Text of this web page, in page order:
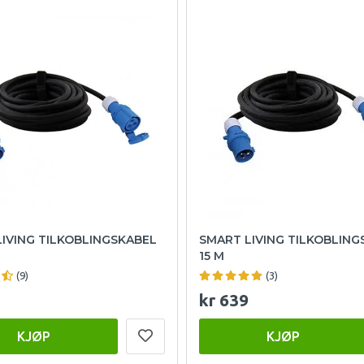
TILKOBLINGSKABEL
(9)
KJØP
SMART LIVING
15 M
(3)
kr 639
KJØP